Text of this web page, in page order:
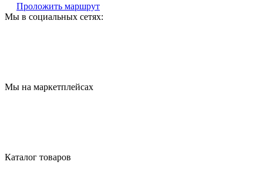
Проложить маршрут
Мы в социальных сетях:
Мы на маркетплейсах
Каталог товаров